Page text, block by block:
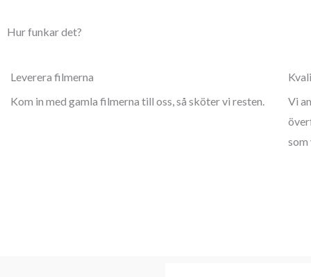
Hur funkar det?
Leverera filmerna
Kom in med gamla filmerna till oss, så sköter vi resten.
Vi